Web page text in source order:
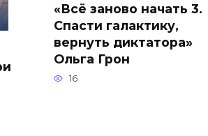
«Всё заново начать 3.
Спасти галактику,
вернуть диктатора»
Ольга Грон
16